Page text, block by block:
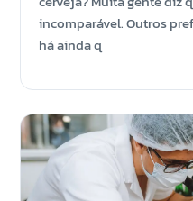
incomparável. Outros
há ainda q